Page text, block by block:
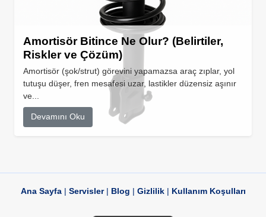
Amortisör Bitince Ne Olur? (Belirtiler,
Riskler ve Çözüm)
Amortisör (şok/strut) görevini yapamazsa araç zıplar, yol
tutuşu düşer, fren mesafesi uzar, lastikler düzensiz aşınır
ve...
Devamını Oku
Ana Sayfa| Servisler| Blog | Gizlilik| Kullanım Koşulları